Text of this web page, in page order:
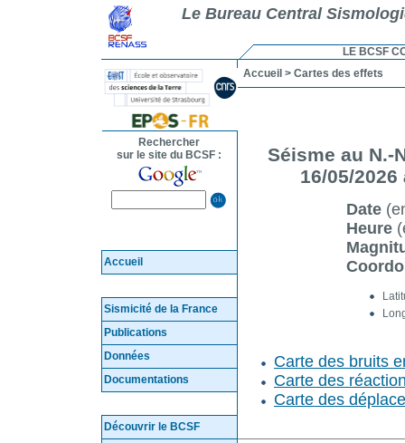
Accueil
Sismicité de la France
Publications
Données
Documentations
Découvrir le BCSF
Accueil > Cartes des effets
Séisme au N.-
16/05/
Date
Heure
Carte des bruits
Carte des
Carte des
LE BCSF
Le Bureau Central
Rechercher
sur le site du BCSF :